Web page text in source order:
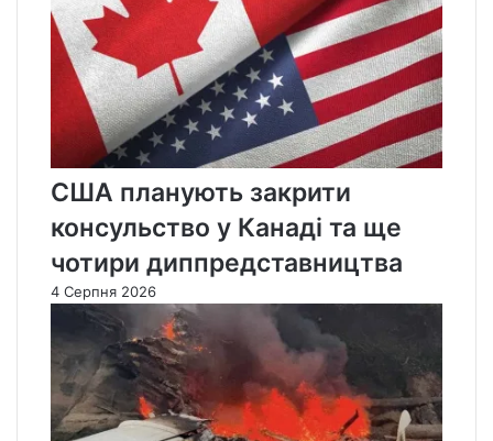
США планують закрити
консульство у Канаді та ще
чотири диппредставництва
4 Серпня 2026